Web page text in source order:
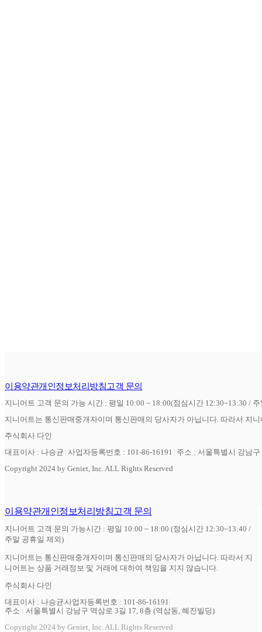
이용약관개인정보처리방침고객 문의
지니어트 고객 문의 가능 시간 : 평일 10:00 ~ 18:00(점심시간 12:30~13:30 /
지니어트는 통신판매중개자이며 통신판매의 당사자가 아닙니다. 따라서 지
주식회사 다인
대표이사 : 나승균 사업자등록번호 : 101-86-16191
주소 : 서울특별시 강남
Copyright 2024 by Geniet, Inc. ALL Rights Reserved
이용약관개인정보처리방침고객 문의
지니어트 고객 문의 가능시간 : 평일 10:00 ~ 18:00 (점심시간 12:30~13:40 /
주말 공휴일 제외)
지니어트는 통신판매중개자이며 통신판매의 당사자가 아닙니다. 따라서 지
니어트는 상품 거래정보 및 거래에 대하여 책임을 지지 않습니다.
주식회사 다인
대표이사 : 나승균사업자등록번호 : 101-86-16191
주소 : 서울특별시 강남구 역삼로 3길 17, 8층 (역삼동, 혜진빌딩)
Copyright 2024 by Geniet, Inc. ALL Rights Reserved